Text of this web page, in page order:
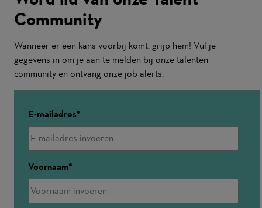
Community
Wanneer er een kans voorbij komt, grijp hem! Vul je
gegevens in om je aan te melden bij onze talenten
community en ontvang onze job alerts.
E-mailadres
Voornaam